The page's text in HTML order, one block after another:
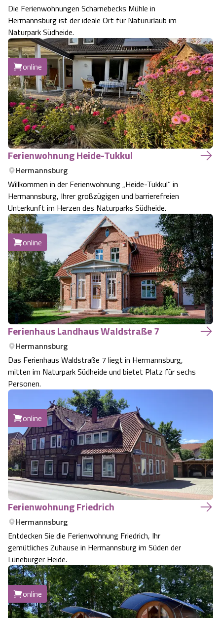
Camping
Urlaub auf dem Bauernhof
Urlaub mit Hund
Last Minute
Anreise
Kataloge
Videos
Shop
Angebote
Kontakt
Reiten
Kutschen
Regionale Küche
Tiere
HeideSpezialitäten
Unterkünfte
Naturhotels
Urlaub mit Hund
Urlaub auf dem Bauernhof
Landschaftsführungen
Veranstaltungen
Wildpark Lüneburger Heide
Wildpark Schwarze Berge
Otter Zentrum
Wildpark Müden
Snow World Bispingen
Ralf Schumacher Kart & Bowl
Das verrückte Haus
Abenteuerland Trampolin-Park
Battle Kart Bispingen
Adventure District Bispingen
Unterkünfte
Ausflugsziele
Veranstaltungen
Shopping Celle
Kulinarisches Celle
Unterkünfte Celle
Veranstaltungen & Führungen Celle
Die Ferienwohnungen Scharnebecks Mühle in
Hermannsburg ist der ideale Ort für Natururlaub im
Naturpark Südheide.
online
Ferienwohnung Heide-Tukkul
Hermannsburg
Willkommen in der Ferienwohnung „Heide-Tukkul“ in
Hermannsburg, Ihrer großzügigen und barrierefreien
Unterkunft im Herzen des Naturparks Südheide.
online
Ferienhaus Landhaus Waldstraße 7
Hermannsburg
Das Ferienhaus Waldstraße 7 liegt in Hermannsburg,
mitten im Naturpark Südheide und bietet Platz für sechs
Personen.
online
Ferienwohnung Friedrich
Hermannsburg
Entdecken Sie die Ferienwohnung Friedrich, Ihr
gemütliches Zuhause in Hermannsburg im Süden der
Lüneburger Heide.
online